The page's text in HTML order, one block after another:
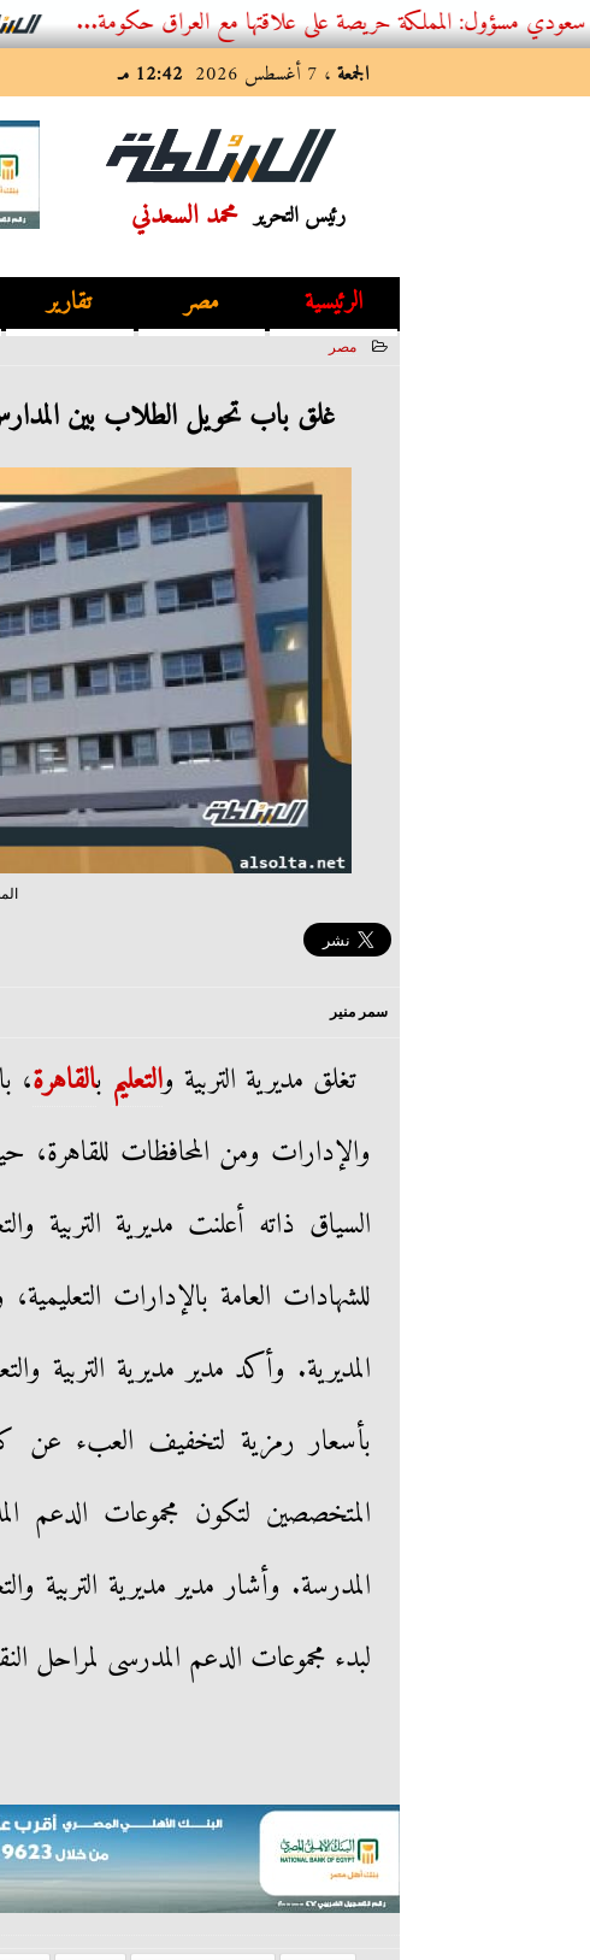
المملكة حريصة على علاقتها مع العراق حكومة... كيف
الجمعة ، 7 أغسطس 2026 12:42 مـ
رئيس التحرير محمد السعدني
الرئيسية مصر تقارير
مصر
غلق باب تحويل الطلاب بين
سمر منير
تغلق مديرية التربية والتعليم بالقاهرة،
والإدارات ومن المحافظات للقاهرة،
السياق ذاته أعلنت مديرية التربية
للشهادات العامة بالإدارات
المديرية. وأكد مدير مديرية التربية
بأسعار رمزية لتخفيف العبء عن
المتخصصين لتكون مجموعات الدعم
المدرسة. وأشار مدير مديرية التربية
لبدء مجموعات الدعم المدرسى لمراحل